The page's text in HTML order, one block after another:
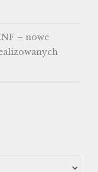
– nowe